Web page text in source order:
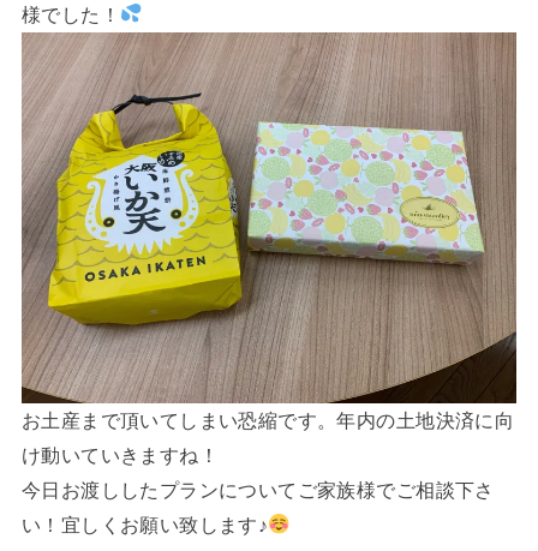
様でした！
お土産まで頂いてしまい恐縮です。年内の土地決済に向
け動いていきますね！
今日お渡ししたプランについてご家族様でご相談下さ
い！宜しくお願い致します♪